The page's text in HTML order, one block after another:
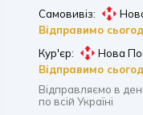
Самовивіз:
Відправимо
Кур'єр:
Нова
Відправимо
Відправляємо в
по всій Україні